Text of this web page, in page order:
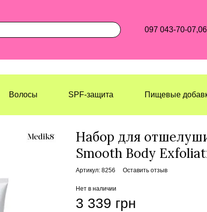
097 043-70-07,
Волосы SPF-защита Пищевые
Набор для
Smooth Body
Артикул: 8256 Оставить отзыв
3 339 грн
Нет в наличии